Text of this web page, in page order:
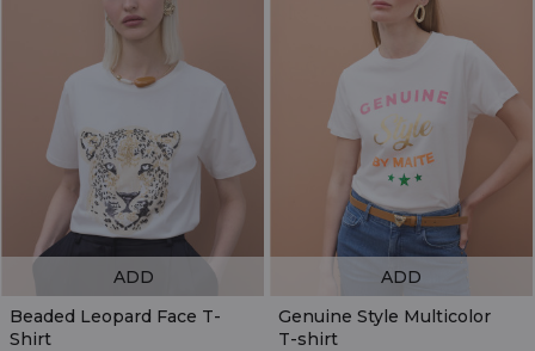
Beaded Leopard Face T-
Shirt
ADD
Genuine Style Multicolor
T-shirt
ADD